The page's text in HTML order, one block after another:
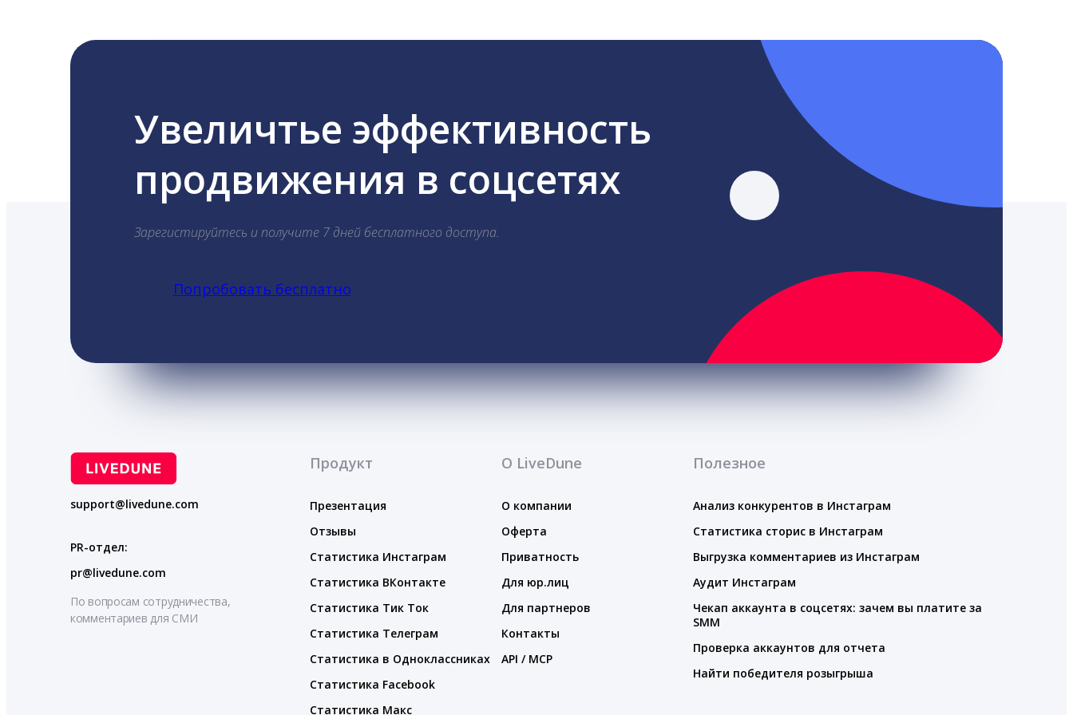
Увеличтье эффективность
продвижения в соцсетях
Зарегистируйтесь и получите 7 дней бесплатного доступа.
Попробовать бесплатно
support@livedune.com
PR-отдел:
pr@livedune.com
По вопросам сотрудничества,
комментариев для СМИ
Продукт
Презентация
Отзывы
Статистика Инстаграм
Статистика ВКонтакте
Статистика Тик Ток
Статистика Телеграм
Статистика в Одноклассниках
Статистика Facebook
Статистика Макс
О LiveDune
О компании
Оферта
Приватность
Для юр.лиц
Для партнеров
Контакты
API / MCP
Полезное
Анализ конкурентов в Инстаграм
Статистика сторис в Инстаграм
Выгрузка комментариев из Инстаграм
Аудит Инстаграм
Чекап аккаунта в соцсетях: зачем вы платите за
SMM
Проверка аккаунтов для отчета
Найти победителя розыгрыша